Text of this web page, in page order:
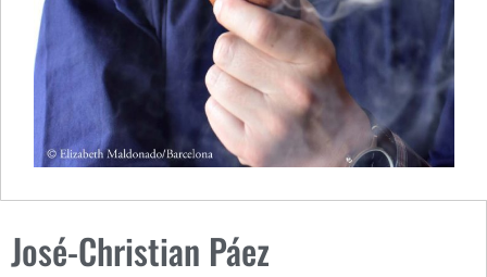
José-Christian Páez